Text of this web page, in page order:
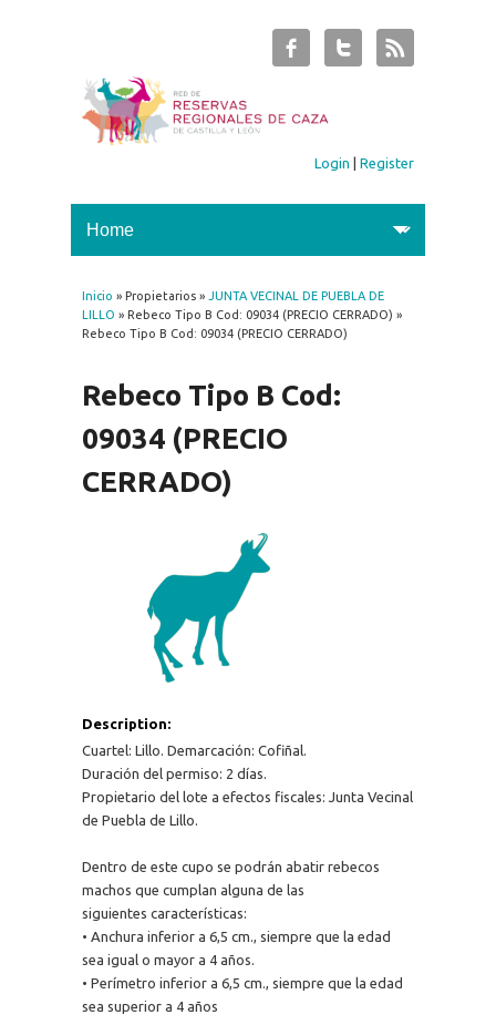
Login |Register
You are here
Inicio » Propietarios » JUNTA VECINAL DE PUEBLA DE
LILLO » Rebeco Tipo B Cod: 09034 (PRECIO CERRADO) »
Rebeco Tipo B Cod: 09034 (PRECIO CERRADO)
Rebeco Tipo B Cod:
09034 (PRECIO
CERRADO)
Description:
Cuartel: Lillo. Demarcación: Cofiñal.
Duración del permiso: 2 días.
Propietario del lote a efectos fiscales: Junta Vecinal
de Puebla de Lillo.
Dentro de este cupo se podrán abatir rebecos
machos que cumplan alguna de las
siguientes características:
• Anchura inferior a 6,5 cm., siempre que la edad
sea igual o mayor a 4 años.
• Perímetro inferior a 6,5 cm., siempre que la edad
sea superior a 4 años